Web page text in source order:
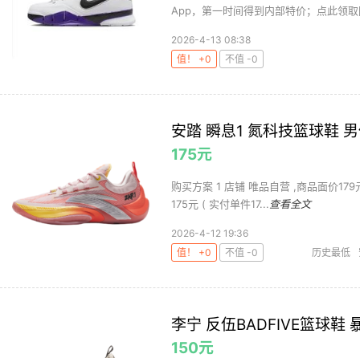
App，第一时间得到内部特价；点此领
2026-4-13 08:38
值！ +0
不值 -0
安踏 瞬息1 氮科技篮球鞋
175元
购买方案 1 店铺 唯品自营 ,商品面价
175元 ( 实付单件17... 查看全文
2026-4-12 19:36
值！ +0
不值 -0 历史最低
李宁 反伍BADFIVE篮球鞋
150元